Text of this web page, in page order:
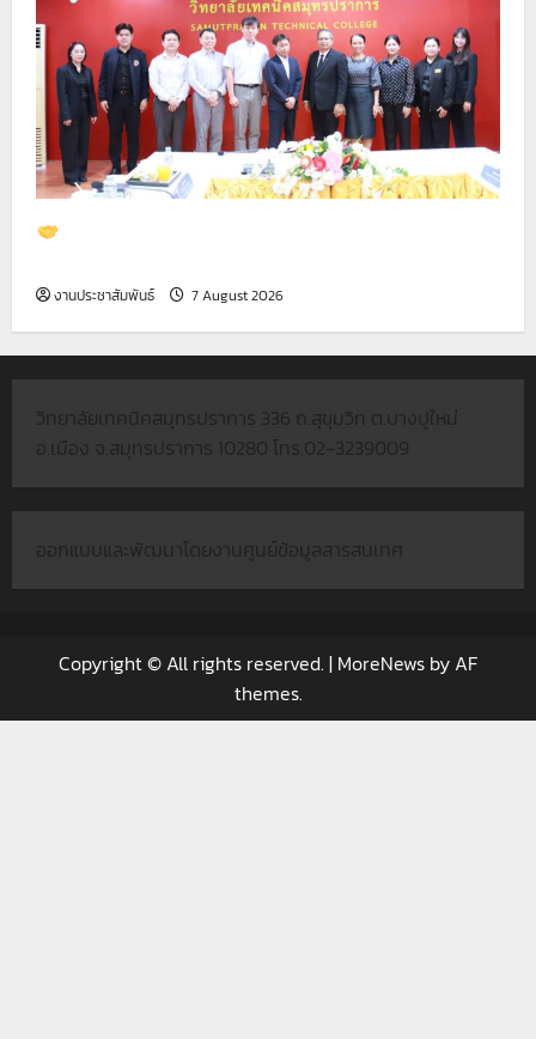
งานประชาสัมพันธ์ 7 August 2026
วิทยาลัยเทคนิคสมุทรปราการ 336 ถ.สุขุมวิท ต.บางปูใหม่
อ.เมือง จ.สมุทรปราการ 10280 โทร.02-3239009
ออกแบบและพัฒนาโดยงานศูนย์ข้อมูลสารสนเทศ
Copyright © All rights reserved. | MoreNews by AF
themes.